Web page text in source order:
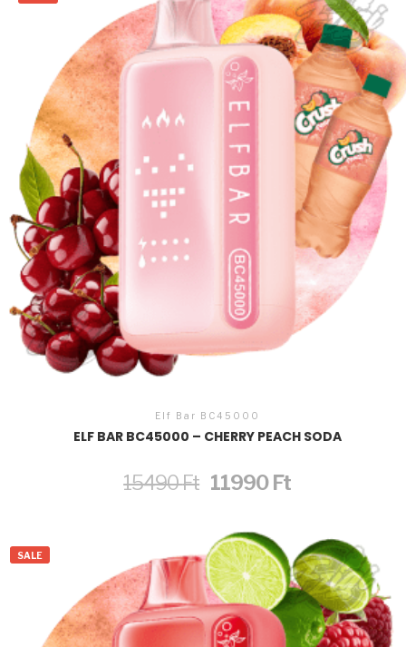
Elf Bar BC45000
ELF BAR BC45000 – CHERRY PEACH SODA
15490Ft Original
price
11990 FtCurrent
price
SALE